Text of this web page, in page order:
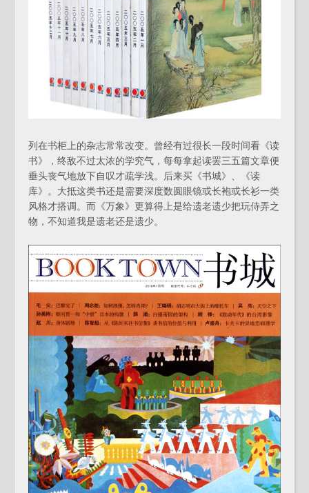
列在书柜上的杂志常常改变。曾经有过很长一段时间看《读
书》，终敌不过太浓的学究气，每每拿起读罢三五篇文章便
垂头丧气地放下自叹才疏学浅。后来买《书城》、《读
库》。大抵这类书还是需要深度数圆眼镜或长袍或长衫一类
风格才搭调。而《万象》更算得上是给遗老遗少把玩侍弄之
物，不知道我是遗老还是遗少。